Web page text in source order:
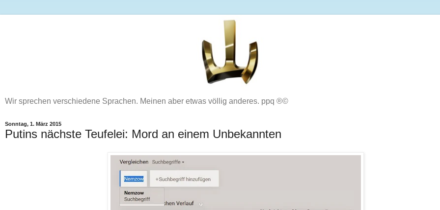
Wir sprechen verschiedene Sprachen. Meinen aber etwas völlig anderes. ppq ®©
Sonntag, 1. März 2015
Putins nächste Teufelei: Mord an einem Unbekannten